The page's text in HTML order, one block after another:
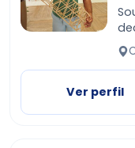
Ver perfil